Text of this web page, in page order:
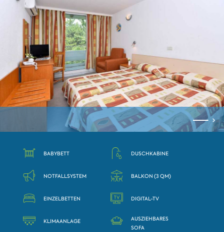
BABYBETT DUSCHKABINE
NOTFALLSYSTEM BALKON (3 QM)
EINZELBETTEN DIGITAL-TV
KLIMAANLAGE
AUSZIEHBARES
SOFA